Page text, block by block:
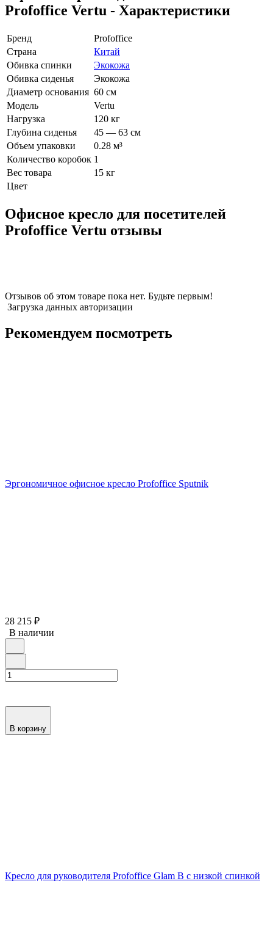
Profoffice Vertu - Характеристики
Бренд
Profoffice
Страна
Китай
Обивка спинки
Экокожа
Обивка сиденья
Экокожа
Диаметр основания 60 см
Модель
Vertu
Нагрузка
120 кг
Глубина сиденья
45 — 63 см
Объем упаковки
0.28 м³
Количество коробок 1
Вес товара
15 кг
Цвет
Офисное кресло для посетителей
Profoffice Vertu отзывы
Отзывов об этом товаре пока нет. Будьте первым!
Загрузка данных авторизации
Рекомендуем посмотреть
Эргономичное офисное кресло Profoffice Sputnik
28 215 ₽
В наличии
В корзину
Кресло для руководителя Profoffice Glam B с низкой спинкой